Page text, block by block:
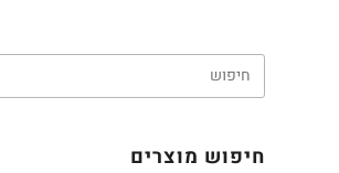
חיפוש מוצרים